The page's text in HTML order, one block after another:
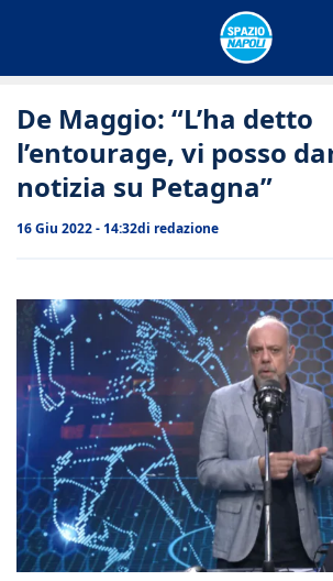
De Maggio: “L’ha detto
l’entourage, vi posso
notizia su Petagna”
16 Giu 2022 - 14:32di redazione